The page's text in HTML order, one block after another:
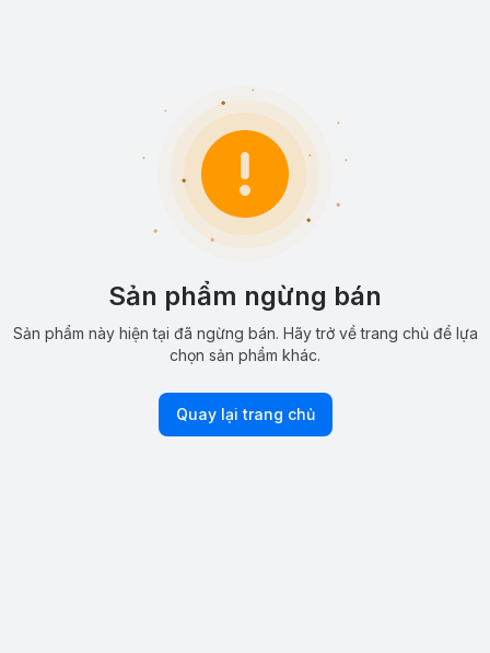
Sản phẩm ngừng bán
Sản phẩm này hiện tại đã ngừng bán. Hãy trở về trang chủ để lựa
chọn sản phẩm khác.
Quay lại trang chủ